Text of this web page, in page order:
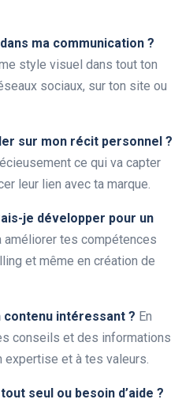
ma communication ?
style visuel dans tout ton
sociaux, sur ton site ou
sur mon récit personnel ?
ce qui va capter
leur lien avec ta marque.
je développer pour un
améliorer tes compétences
et même en création de
intéressant ? En
conseils et des informations
expertise et à tes valeurs.
seul ou besoin d’aide ?